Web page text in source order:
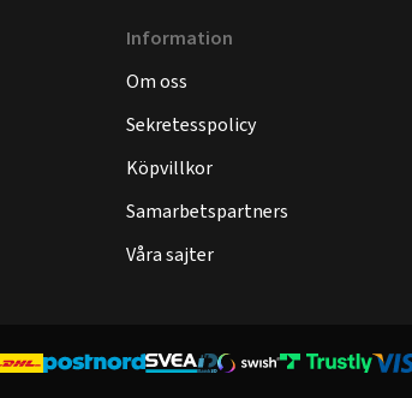
Information
Om oss
Sekretesspolicy
Köpvillkor
Samarbetspartners
Våra sajter